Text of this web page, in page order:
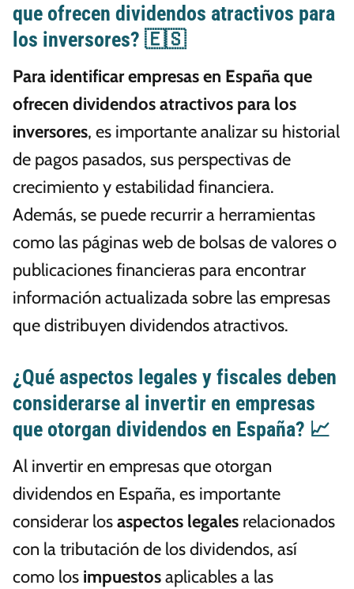
que ofrecen dividendos atractivos para
los inversores? 🇪🇸
Para identificar empresas en España que
ofrecen dividendos atractivos para los
inversores, es importante analizar su historial
de pagos pasados, sus perspectivas de
crecimiento y estabilidad financiera.
Además, se puede recurrir a herramientas
como las páginas web de bolsas de valores o
publicaciones financieras para encontrar
información actualizada sobre las empresas
que distribuyen dividendos atractivos.
¿Qué aspectos legales y fiscales deben
considerarse al invertir en empresas
que otorgan dividendos en España? 📈
Al invertir en empresas que otorgan
dividendos en España, es importante
considerar losaspectos legales relacionados
con la tributación de los dividendos, así
como los impuestosaplicables a las